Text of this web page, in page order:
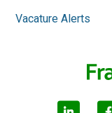
Vacature Alerts